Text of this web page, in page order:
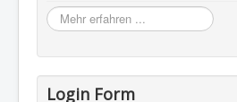
Möchten
Sie
einem
bestimmten
Begriff
Login Form